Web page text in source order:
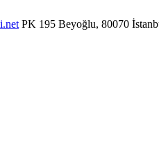
PK 195 Beyoğlu, 80070